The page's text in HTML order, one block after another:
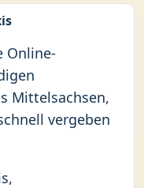
Online-
Mittelsachsen,
vergeben